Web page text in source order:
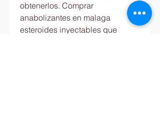
obtenerlos. Comprar
anabolizantes en malaga
esteroides inyectables que